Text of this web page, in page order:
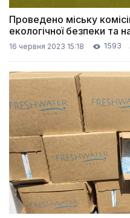
Проведено міську
екологічної безпеки та
16 червня 2023 15:18 1593